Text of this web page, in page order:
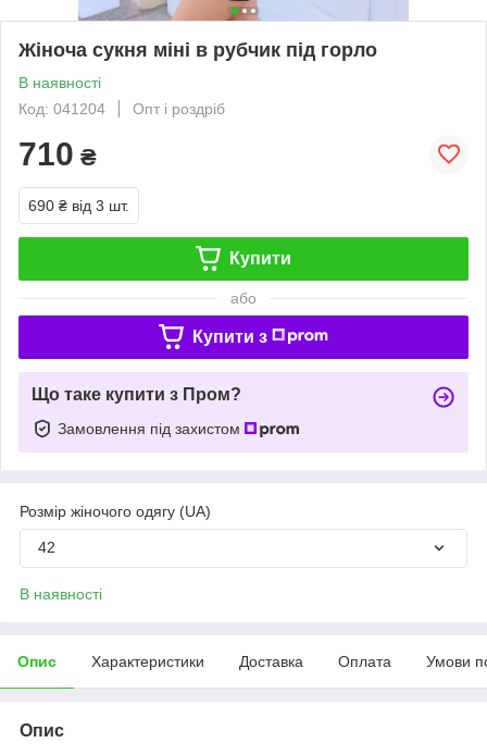
Жіноча сукня міні в рубчик під горло
В наявності
Код: 041204
Опт і роздріб
710 ₴
690 ₴ від 3 шт.
Купити
або
Купити з
Що таке купити з Пром?
Замовлення під захистом
Розмір жіночого одягу (UA)
42
В наявності
Опис Характеристики Доставка Оплата Умови
Опис